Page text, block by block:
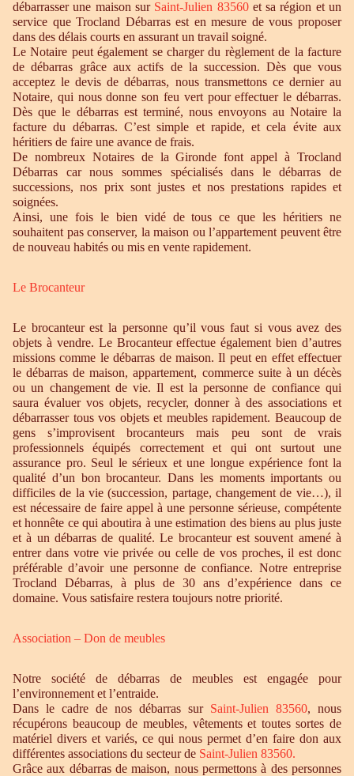
débarrasser une maison sur Saint-Julien 83560et sa région et un
service que Trocland Débarras est en mesure de vous proposer
dans des délais courts en assurant un travail soigné.
Le Notaire peut également se charger du règlement de la facture
de débarras grâce aux actifs de la succession. Dès que vous
acceptez le devis de débarras, nous transmettons ce dernier au
Notaire, qui nous donne son feu vert pour effectuer le débarras.
Dès que le débarras est terminé, nous envoyons au Notaire la
facture du débarras. C’est simple et rapide, et cela évite aux
héritiers de faire une avance de frais.
De nombreux Notaires de la Gironde font appel à Trocland
Débarras car nous sommes spécialisés dans le débarras de
successions, nos prix sont justes et nos prestations rapides et
soignées.
Ainsi, une fois le bien vidé de tous ce que les héritiers ne
souhaitent pas conserver, la maison ou l’appartement peuvent être
de nouveau habités ou mis en vente rapidement.
Le Brocanteur
Le brocanteur est la personne qu’il vous faut si vous avez des
objets à vendre. Le Brocanteur effectue également bien d’autres
missions comme le débarras de maison. Il peut en effet effectuer
le débarras de maison, appartement, commerce suite à un décès
ou un changement de vie. Il est la personne de confiance qui
saura évaluer vos objets, recycler, donner à des associations et
débarrasser tous vos objets et meubles rapidement. Beaucoup de
gens s’improvisent brocanteurs mais peu sont de vrais
professionnels équipés correctement et qui ont surtout une
assurance pro. Seul le sérieux et une longue expérience font la
qualité d’un bon brocanteur. Dans les moments importants ou
difficiles de la vie (succession, partage, changement de vie…), il
est nécessaire de faire appel à une personne sérieuse, compétente
et honnête ce qui aboutira à une estimation des biens au plus juste
et à un débarras de qualité. Le brocanteur est souvent amené à
entrer dans votre vie privée ou celle de vos proches, il est donc
préférable d’avoir une personne de confiance. Notre entreprise
Trocland Débarras, à plus de 30 ans d’expérience dans ce
domaine. Vous satisfaire restera toujours notre priorité.
Association – Don de meubles
Notre société de débarras de meubles est engagée pour
l’environnement et l’entraide.
Dans le cadre de nos débarras sur Saint-Julien 83560, nous
récupérons beaucoup de meubles, vêtements et toutes sortes de
matériel divers et variés, ce qui nous permet d’en faire don aux
différentes associations du secteur de Saint-Julien 83560.
Grâce aux débarras de maison, nous permettons à des personnes